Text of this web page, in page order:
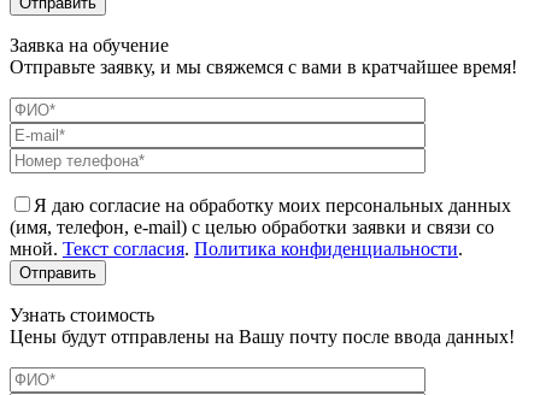
Заявка на обучение
Отправьте заявку, и мы свяжемся с вами в кратчайшее время!
Я даю согласие на обработку моих персональных данных
(имя, телефон, e-mail) с целью обработки заявки и связи со
мной. Текст согласия. Политика конфиденциальности.
Узнать стоимость
Цены будут отправлены на Вашу почту после ввода данных!